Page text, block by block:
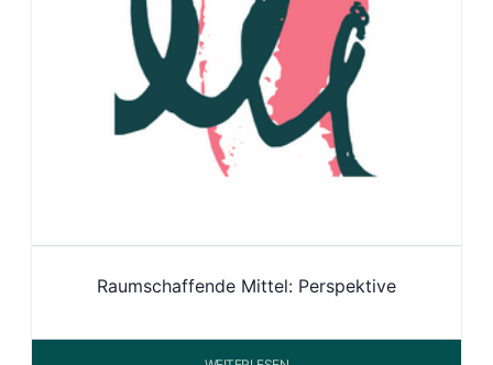
Raumschaffende Mittel: Perspektive